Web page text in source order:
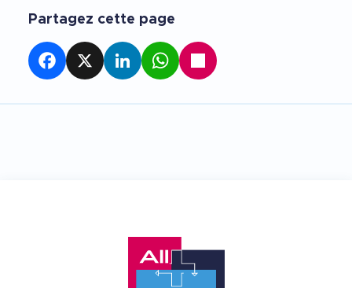
Partagez cette page
Facebook LinkedInWhatsAppPartager